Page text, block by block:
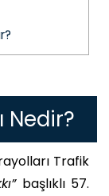
Nedir?
Trafik
başlıklı 57.